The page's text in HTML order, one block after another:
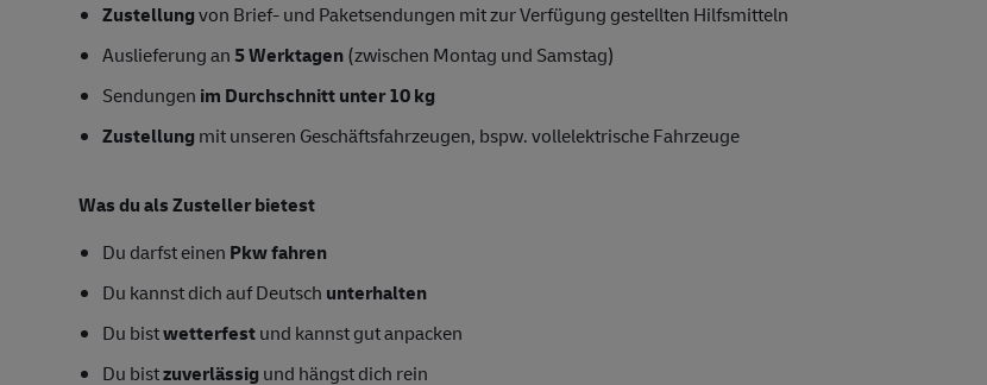
Zustellungvon Brief- und Paketsendungen mit zur Verfügung gestellten Hilfsmitteln
Auslieferung an5 Werktagen(zwischen Montag und Samstag)
Sendungen im Durchschnitt unter 10 kg
Zustellung mit unseren Geschäftsfahrzeugen, bspw. vollelektrische Fahrzeuge
Was du als Zusteller bietest
Du darfst einen Pkw fahren
Du kannst dich auf Deutsch unterhalten
Du bistwetterfestund kannst gut anpacken
Du bistzuverlässig und hängst dich rein